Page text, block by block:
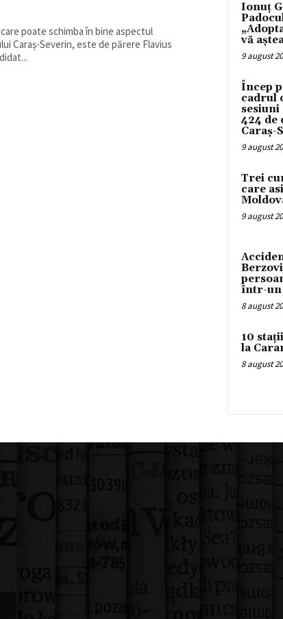
poate schimba în bine aspectul
Caraș-Severin, este de părere Flavius
Ionuț
vă
9 august
Încep
cadrul
sesiuni
424 de
Caraș-
9 august
Trei
care
9 august
într-un
8 august
10
la
8 august